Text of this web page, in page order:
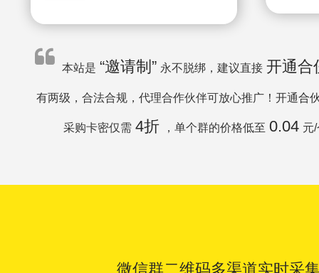
本站是 “邀请制” 永不脱绑，建议直接 开通合
有两级，合法合规，代理合作伙伴可放心推广！开通合
采购卡密仅需 4折 ，单个群的价格低至 0.04 元
微信群二维码多渠道实时采